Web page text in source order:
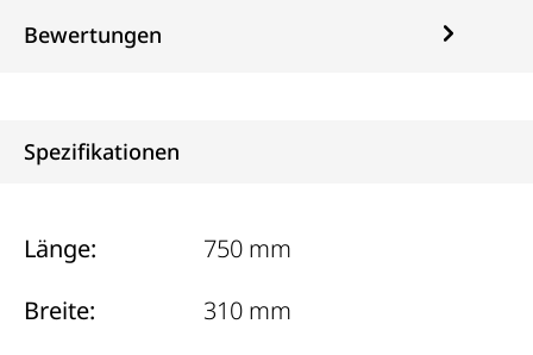
Bewertungen
Spezifikationen
Länge:
750 mm
Breite:
310 mm